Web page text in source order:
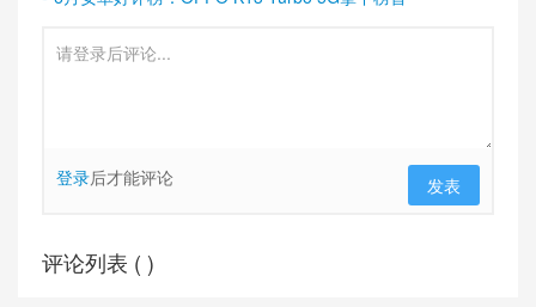
登录后才能评论 发表
评论列表 ( )